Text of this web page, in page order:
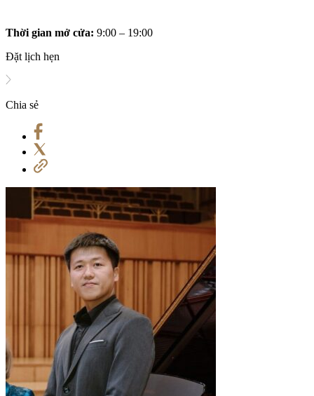
Thời gian mở cửa: 9:00 – 19:00
Đặt lịch hẹn
Chia sẻ